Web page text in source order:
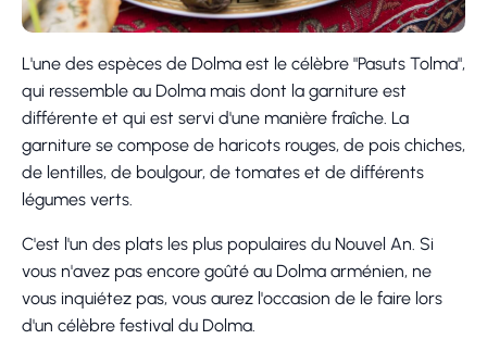
L'une des espèces de Dolma est le célèbre "Pasuts Tolma",
qui ressemble au Dolma mais dont la garniture est
différente et qui est servi d'une manière fraîche. La
garniture se compose de haricots rouges, de pois chiches,
de lentilles, de boulgour, de tomates et de différents
légumes verts.
C'est l'un des plats les plus populaires du Nouvel An. Si
vous n'avez pas encore goûté au Dolma arménien, ne
vous inquiétez pas, vous aurez l'occasion de le faire lors
d'un célèbre festival du Dolma.